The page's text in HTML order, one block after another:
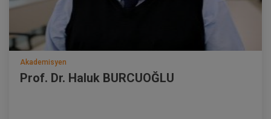
Akademisyen
Prof. Dr. Haluk BURCUOĞLU